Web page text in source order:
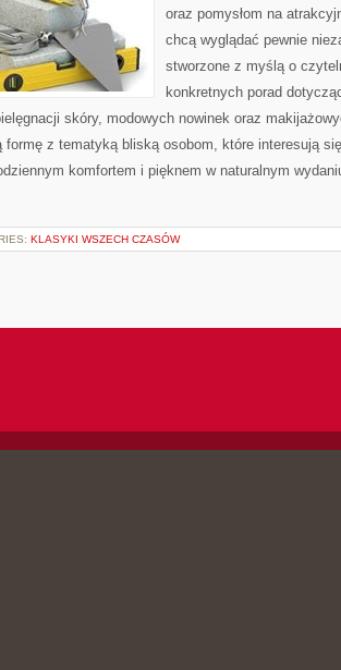
oraz pomysłom na
chcą wyglądać pewnie
stworzone z myślą o
konkretnych porad
skóry, modowych nowinek oraz
formę z tematyką bliską osobom, które interesują
komfortem i pięknem w naturalnym
KLASYKI WSZECH CZASÓW